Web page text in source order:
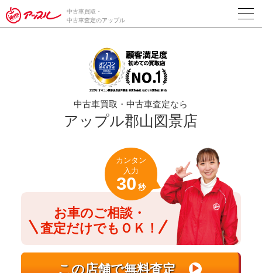
/*ABテスト_新規査定フォームの為のCVボタン*/
中古車買取・
中古車査定のアップル
中古車買取・中古車査定なら
アップル郡山図景店
お車のご相談・
査定だけでもＯＫ！
カンタン
入力
30 秒